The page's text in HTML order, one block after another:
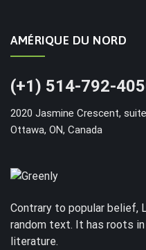
AMÉRIQUE DU NORD
(+1) 514-792-
2020 Jasmine Crescent,
Ottawa, ON, Canada
Contrary to popular belief,
random text. It has roots
literature.